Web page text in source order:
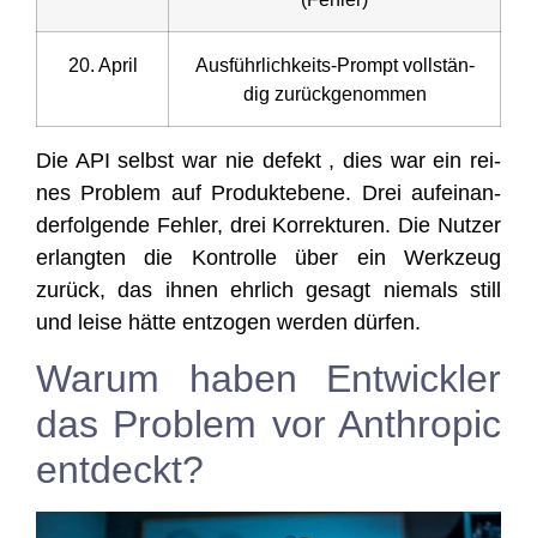
20. April
Aus­führ­lich­keits-Prompt voll­stän­
dig zurückgenommen
Die API selbst war nie defekt , dies war ein rei­
nes Pro­blem auf Pro­dukt­ebe­ne. Drei auf­ein­an­
der­fol­gen­de Feh­ler, drei Kor­rek­tu­ren. Die Nut­zer
erlang­ten die Kon­trol­le über ein Werk­zeug
zurück, das ihnen ehr­lich gesagt nie­mals still
und lei­se hät­te ent­zo­gen wer­den dürfen.
Warum haben Entwickler
das Problem vor Anthropic
entdeckt?